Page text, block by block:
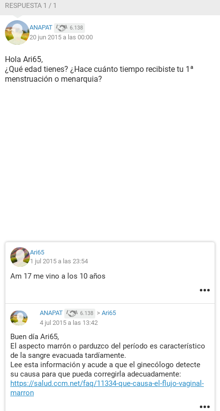
RESPUESTA 1 / 1
ANAPAT 6.138
20 jun 2015 a las 00:00
Hola Ari65,
¿Qué edad tienes? ¿Hace cuánto tiempo recibiste tu 1ª
menstruación o menarquia?
Ari65
1 jul 2015 a las 23:54
Am 17 me vino a los 10 años
ANAPAT 6.138 > Ari65
4 jul 2015 a las 13:42
Buen día Ari65,
El aspecto marrón o parduzco del período es característico
de la sangre evacuada tardíamente.
Lee esta información y acude a que el ginecólogo detecte
su causa para que pueda corregirla adecuadamente:
https://salud.ccm.net/faq/11334-que-causa-el-flujo-vaginal-
marron